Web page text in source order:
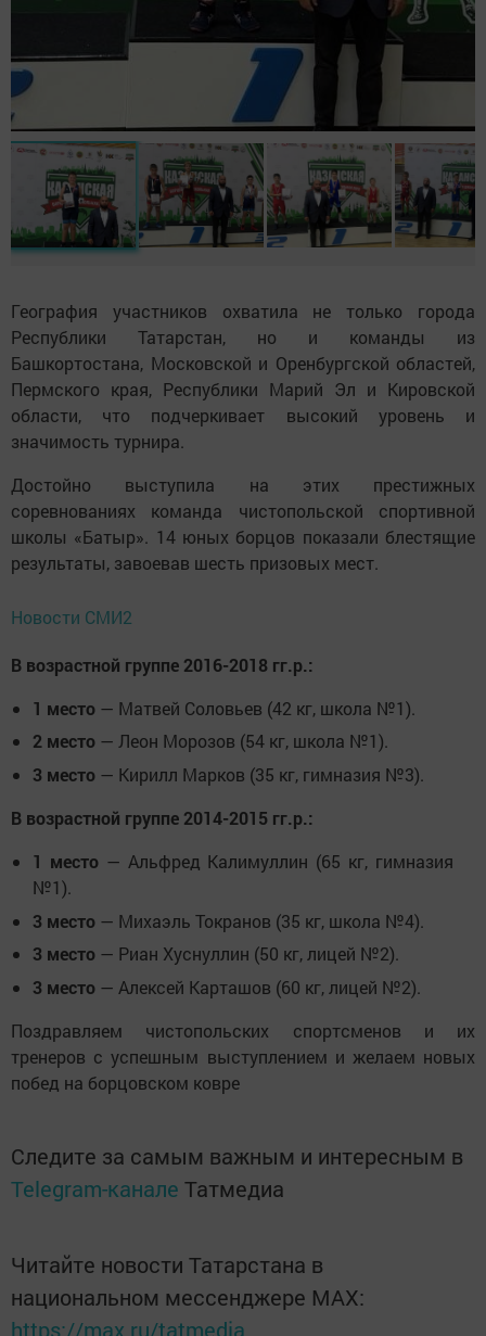
География участников охватила не только города
Республики Татарстан, но и команды из
Башкортостана, Московской и Оренбургской областей,
Пермского края, Республики Марий Эл и Кировской
области, что подчеркивает высокий уровень и
значимость турнира.
Достойно выступила на этих престижных
соревнованиях команда чистопольской спортивной
школы «Батыр». 14 юных борцов показали блестящие
результаты, завоевав шесть призовых мест.
Новости СМИ2
В возрастной группе 2016-2018 гг.р.:
1 место — Матвей Соловьев (42 кг, школа №1).
2 место — Леон Морозов (54 кг, школа №1).
3 место — Кирилл Марков (35 кг, гимназия №3).
В возрастной группе 2014-2015 гг.р.:
1 место— Альфред Калимуллин (65 кг, гимназия
№1).
3 место — Михаэль Токранов (35 кг, школа №4).
3 место — Риан Хуснуллин (50 кг, лицей №2).
3 место — Алексей Карташов (60 кг, лицей №2).
Поздравляем чистопольских спортсменов и их
тренеров с успешным выступлением и желаем новых
побед на борцовском ковре
Следите за самым важным и интересным в
Telegram-канале Татмедиа
Читайте новости Татарстана в
национальном мессенджере MАХ:
https://max.ru/tatmedia